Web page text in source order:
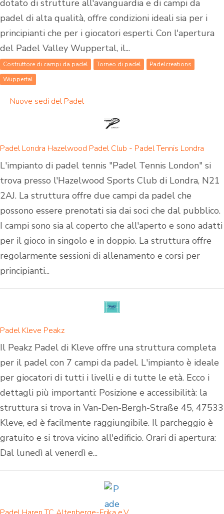
dotato di strutture all'avanguardia e di campi da
padel di alta qualità, offre condizioni ideali sia per i
principianti che per i giocatori esperti. Con l'apertura
del Padel Valley Wuppertal, il...
Costruttore di campi da padel Torneo di padel
Padelcreations
Wuppertal
Nuove sedi del Padel
Padel Londra Hazelwood Padel Club - Padel Tennis Londra
L'impianto di padel tennis "Padel Tennis London" si
trova presso l'Hazelwood Sports Club di Londra, N21
2AJ. La struttura offre due campi da padel che
possono essere prenotati sia dai soci che dal pubblico.
I campi sono sia al coperto che all'aperto e sono adatti
per il gioco in singolo e in doppio. La struttura offre
regolarmente sessioni di allenamento e corsi per
principianti...
Padel Kleve Peakz
Il Peakz Padel di Kleve offre una struttura completa
per il padel con 7 campi da padel. L'impianto è ideale
per giocatori di tutti i livelli e di tutte le età. Ecco i
dettagli più importanti: Posizione e accessibilità: la
struttura si trova in Van-Den-Bergh-Straße 45, 47533
Kleve, ed è facilmente raggiungibile. Il parcheggio è
gratuito e si trova vicino all'edificio. Orari di apertura:
Dal lunedì al venerdì e...